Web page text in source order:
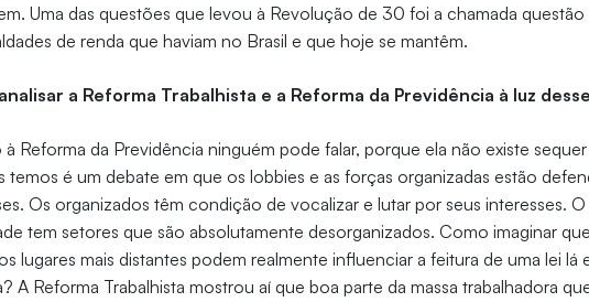
Uma das questões que levou à Revolução de 30 foi a chamada questão
de renda que haviam no Brasil e que hoje se mantêm.
a Reforma Trabalhista e a Reforma da Previdência à luz
Reforma da Previdência ninguém pode falar, porque ela não existe
temos é um debate em que os lobbies e as forças organizadas estão
Os organizados têm condição de vocalizar e lutar por seus interesses.
tem setores que são absolutamente desorganizados. Como imaginar
lugares mais distantes podem realmente influenciar a feitura de uma lei lá
A Reforma Trabalhista mostrou aí que boa parte da massa trabalhadora